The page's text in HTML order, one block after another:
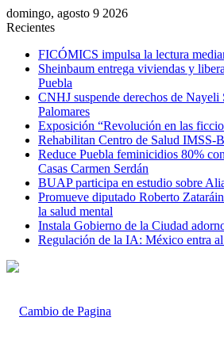
domingo, agosto 9 2026
Recientes
FICÓMICS impulsa la lectura
Sheinbaum entrega viviendas y
Puebla
CNHJ suspende derechos de
Palomares
Exposición “Revolución en las
Rehabilitan Centro de Salud IMSS-
Reduce Puebla feminicidios 80%
Casas Carmen Serdán
BUAP participa en estudio sobre
Promueve diputado Roberto
la salud mental
Instala Gobierno de la Ciudad
Regulación de la IA: México entra al